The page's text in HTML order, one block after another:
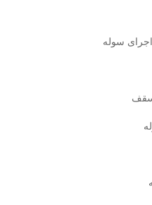
اجرای سوله
سقف